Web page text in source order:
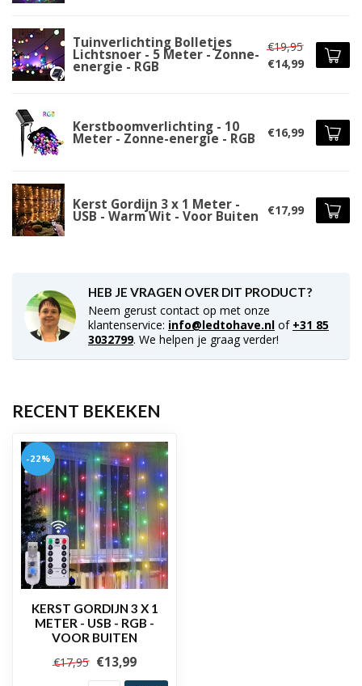
Tuinverlichting Bolletjes
Lichtsnoer - 5 Meter - Zonne-
energie - RGB
€19,95
€14,99
Kerstboomverlichting - 10
Meter - Zonne-energie - RGB €16,99
Kerst Gordijn 3 x 1 Meter -
USB - Warm Wit - Voor Buiten €17,99
HEB JE VRAGEN OVER DIT PRODUCT?
Neem gerust contact op met onze
klantenservice: info@ledtohave.nl of +31 85
3032799. We helpen je graag verder!
RECENT BEKEKEN
-22%
KERST GORDIJN 3 X 1
METER - USB - RGB -
VOOR BUITEN
€17,95 €13,99